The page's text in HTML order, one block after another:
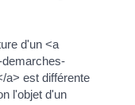
d'un <a
a> est différente
l'objet d'un